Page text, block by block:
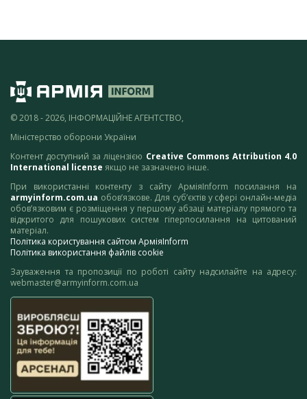
© 2018 - 2026, ІНФОРМАЦІЙНЕ АГЕНТСТВО,
Міністерство оборони України
Контент доступний за ліцензією Creative Commons Attribution 4.0
International license якщо не зазначено інше.
При використанні контенту з сайту АрміяInform посилання на
armyinform.com.ua обов’язкове. Для суб’єктів у сфері онлайн-медіа
обов’язковим є розміщення у першому абзаці матеріалу прямого та
відкритого для пошукових систем гіперпосилання на цитований
матеріал.
Політика користування сайтом АрміяInform
Політика використання файлів cookie
Зауваження та пропозиції по роботі сайту надсилайте на адресу:
webmaster@armyinform.com.ua